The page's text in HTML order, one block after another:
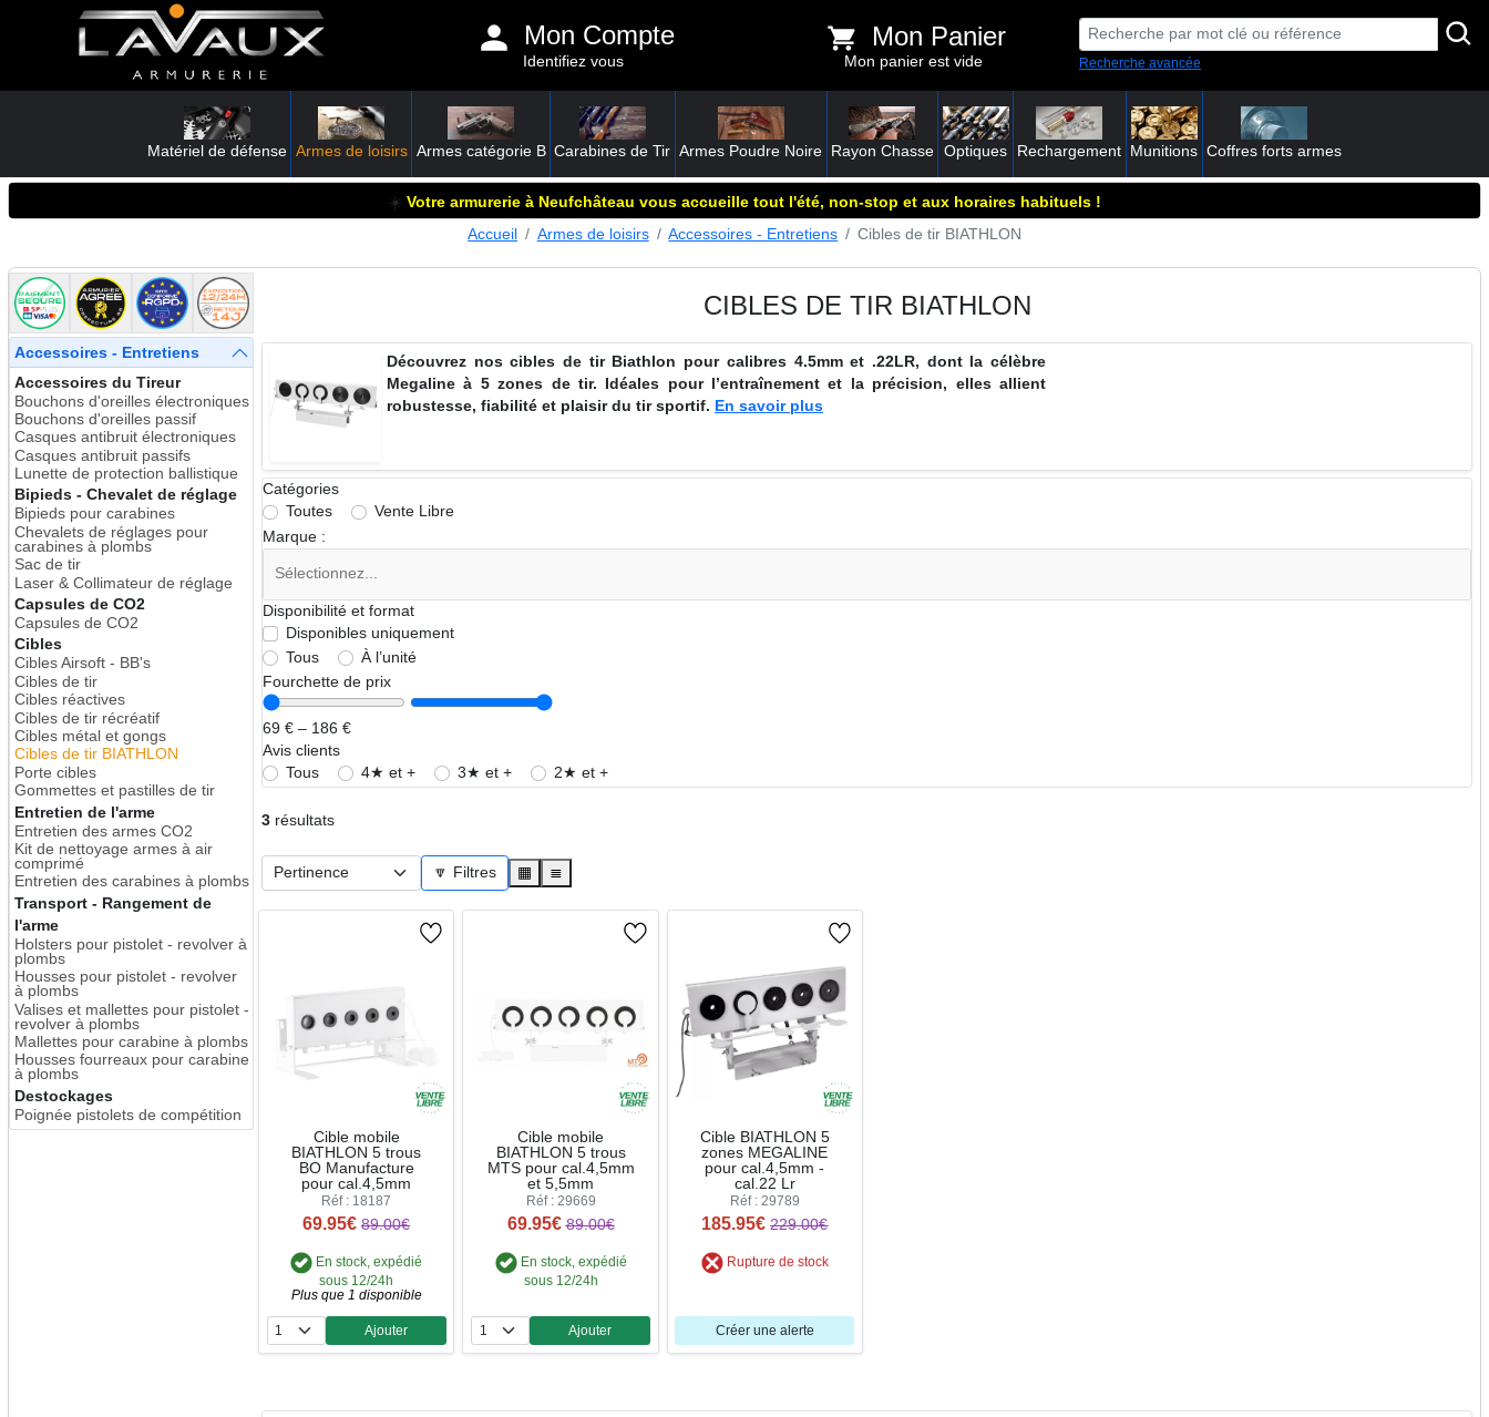
Mon Compte
Identifiez vous
Mon Panier
Mon panier est vide Recherche avancée
Matériel de défense Armes de loisirs Armes catégorie B Carabines de Tir Armes Poudre Noire Rayon Chasse Optiques Rechargement Munitions Coffres forts armes
☀️ Votre armurerie à Neufchâteau vous accueille tout l'été, non-stop et aux horaires habituels !
Accueil
Armes de loisirs Accessoires - Entretiens Cibles de tir BIATHLON
Accessoires - Entretiens
Accessoires du Tireur
Bouchons d'oreilles électroniques
Bouchons d'oreilles passif
Casques antibruit électroniques
Casques antibruit passifs
Lunette de protection ballistique
Bipieds - Chevalet de réglage
Bipieds pour carabines
Chevalets de réglages pour
carabines à plombs
Sac de tir
Laser & Collimateur de réglage
Capsules de CO2
Capsules de CO2
Cibles
Cibles Airsoft - BB's
Cibles de tir
Cibles réactives
Cibles de tir récréatif
Cibles métal et gongs
Cibles de tir BIATHLON
Porte cibles
Gommettes et pastilles de tir
Entretien de l'arme
Entretien des armes CO2
Kit de nettoyage armes à air
comprimé
Entretien des carabines à plombs
Transport - Rangement de
l'arme
Holsters pour pistolet - revolver à
plombs
Housses pour pistolet - revolver
à plombs
Valises et mallettes pour pistolet -
revolver à plombs
Mallettes pour carabine à plombs
Housses fourreaux pour carabine
à plombs
Destockages
Poignée pistolets de compétition
CIBLES DE TIR BIATHLON
Découvrez nos cibles de tir Biathlon pour calibres 4.5mm et .22LR, dont la célèbre
Megaline à 5 zones de tir. Idéales pour l’entraînement et la précision, elles allient
robustesse, fiabilité et plaisir du tir sportif. En savoir plus
Catégories
Toutes
Vente Libre
Marque :
Disponibilité et format
Disponibles uniquement
Tous
À l’unité
Fourchette de prix
69 € – 186 €
Avis clients
Tous
4★ et + 3★ et + 2★ et +
3 résultats
🔽 Filtres ▦ ≣
Cible mobile
BIATHLON 5 trous
BO Manufacture
pour cal.4,5mm
Réf : 18187
69.95€ 89.00€
En stock, expédié
sous 12/24h
Plus que 1 disponible
Quantité
Ajouter
Cible mobile
BIATHLON 5 trous
MTS pour cal.4,5mm
et 5,5mm
Réf : 29669
69.95€ 89.00€
En stock, expédié
sous 12/24h
Quantité
Ajouter
Cible BIATHLON 5
zones MEGALINE
pour cal.4,5mm -
cal.22 Lr
Réf : 29789
185.95€ 229.00€
Rupture de stock
Créer une alerte